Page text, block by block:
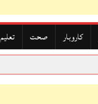
کاروبار صحت تعلیم